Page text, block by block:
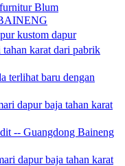
Blum
kustom dapur
karat dari pabrik
terlihat baru dengan
dapur baja tahan karat
-- Guangdong Baineng
dapur baja tahan karat